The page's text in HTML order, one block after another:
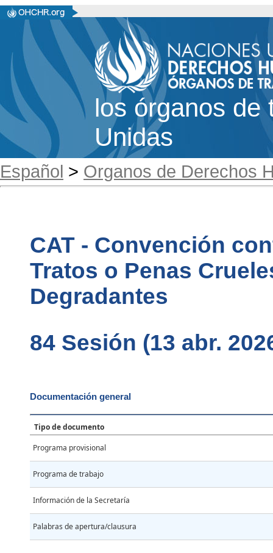
los órganos de
Unidas
Español > Organos de Derechos
CAT - Convención
Tratos o Penas
Degradantes
84 Sesión (13 abr.
Documentación general
Tipo de documento
Programa provisional
Programa de trabajo
Información de la Secretaría
Palabras de apertura/clausura